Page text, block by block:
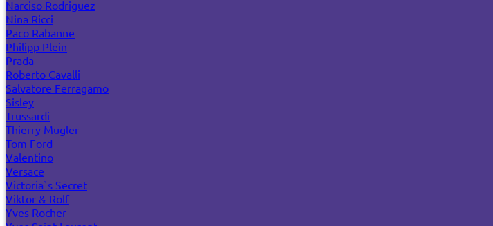
Narciso Rodriguez
Nina Ricci
Paco Rabanne
Philipp Plein
Prada
Roberto Cavalli
Salvatore Ferragamo
Sisley
Trussardi
Thierry Mugler
Tom Ford
Valentino
Versace
Victoria`s Secret
Viktor & Rolf
Yves Rocher